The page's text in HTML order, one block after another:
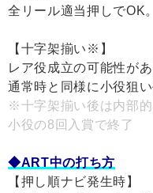
全リール適当押しでOK。
【十字架揃い※】
レア役成立の可能性があ
通常時と同様に小役狙い
※十字架揃い後は内部
小役の8回入賞で終了
◆ART中の打ち方
【押し順ナビ発生時】